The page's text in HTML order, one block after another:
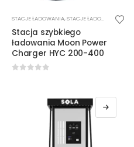
STACJE ŁADOWANIA,STACJE ŁADOWANIA DC
Stacja szybkiego
ładowania Moon Power
Charger HYC 200-400